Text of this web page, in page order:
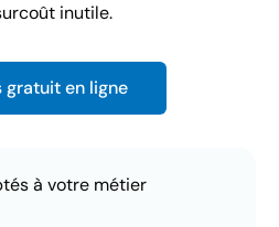
à votre métier
inutile.
gratuit en ligne